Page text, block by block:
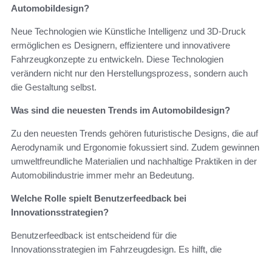
Automobildesign?
Neue Technologien wie Künstliche Intelligenz und 3D-Druck
ermöglichen es Designern, effizientere und innovativere
Fahrzeugkonzepte zu entwickeln. Diese Technologien
verändern nicht nur den Herstellungsprozess, sondern auch
die Gestaltung selbst.
Was sind die neuesten Trends im Automobildesign?
Zu den neuesten Trends gehören futuristische Designs, die auf
Aerodynamik und Ergonomie fokussiert sind. Zudem gewinnen
umweltfreundliche Materialien und nachhaltige Praktiken in der
Automobilindustrie immer mehr an Bedeutung.
Welche Rolle spielt Benutzerfeedback bei
Innovationsstrategien?
Benutzerfeedback ist entscheidend für die
Innovationsstrategien im Fahrzeugdesign. Es hilft, die